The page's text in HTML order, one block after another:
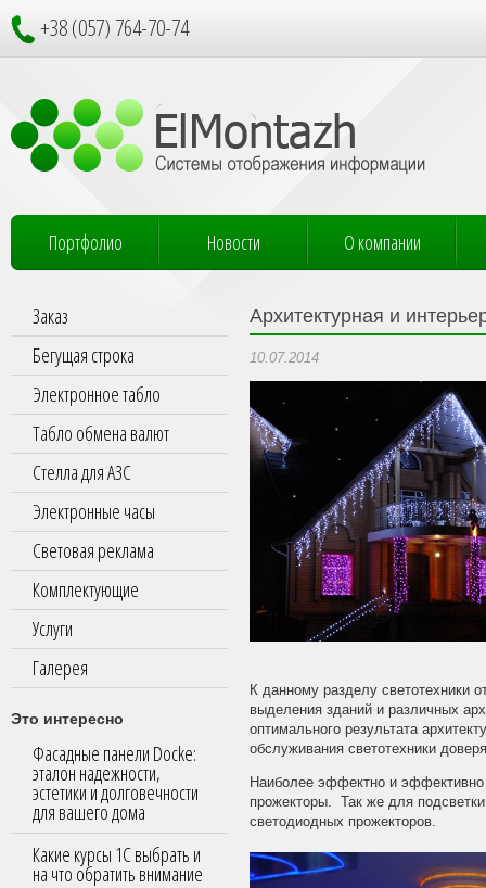
+38 (057) 764-70-74
Портфолио Новости О компании
Заказ
Бегущая строка
Электронное табло
Табло обмена валют
Стелла для АЗС
Электронные часы
Световая реклама
Комплектующие
Услуги
Галерея
Это интересно
Фасадные панели Docke:
эталон надежности,
эстетики и долговечности
для вашего дома
Какие курсы 1С выбрать и
на что обратить внимание
Архитектурная и
10.07.2014
К данному разделу светотехники
выделения зданий и различных
оптимального результата
обслуживания светотехники
Наиболее эффектно и эффективно
прожекторы. Так же для
светодиодных прожекторов.